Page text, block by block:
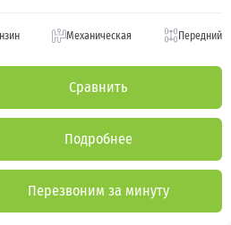
Механическая Передний
Сравнить
Подробнее
Перезвоним за минуту